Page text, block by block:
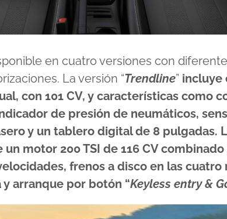
en cuatro versiones con
La versión “Trendline” incluye
con 101 CV, y características como
de presión de neumáticos,
y un tablero digital de 8 pulgadas.
un motor 200 TSI de 116 CV
frenos a disco en las cuatro
arranque por botón “Keyless entry &